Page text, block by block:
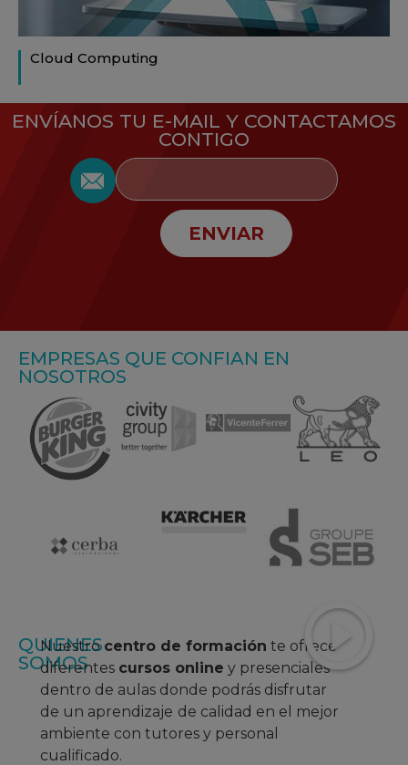
Cloud Computing
ENVÍANOS TU E-MAIL Y CONTACTAMOS
CONTIGO
ENVIAR
EMPRESAS QUE CONFIAN EN
NOSOTROS
QUIENES
SOMOS
Nuestrocentro de formación te ofrece
diferentes cursos online y presenciales
dentro de aulas donde podrás disfrutar
de un aprendizaje de calidad en el mejor
ambiente con tutores y personal
cualificado.